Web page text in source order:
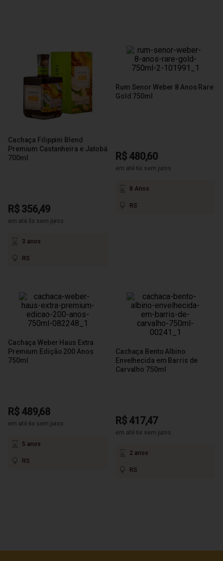
Cachaça Filippini Blend
Premium Castanheira e Jatobá
700ml
R$ 356,49
em até 5x sem juros
3 anos
RS
Rum Senor Weber 8 Anos Rare
Gold 750ml
R$ 480,60
em até 6x sem juros
8 Anos
RS
Cachaça Weber Haus Extra
Premium Edição 200 Anos
750ml
R$ 489,68
em até 6x sem juros
5 anos
RS
Cachaça Bento Albino
Envelhecida em Barris de
Carvalho 750ml
R$ 417,47
em até 6x sem juros
2 anos
RS